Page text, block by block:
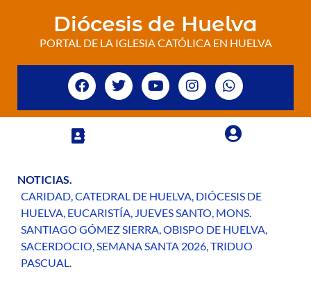
Diócesis de Huelva
PORTAL DE LA IGLESIA CATÓLICA EN HUELVA
NOTICIAS.
CARIDAD,CATEDRAL DE HUELVA, DIÓCESIS DE
HUELVA, EUCARISTÍA, JUEVES SANTO, MONS.
SANTIAGO GÓMEZ SIERRA,OBISPO DE HUELVA,
SACERDOCIO,SEMANA SANTA 2026,TRIDUO
PASCUAL.